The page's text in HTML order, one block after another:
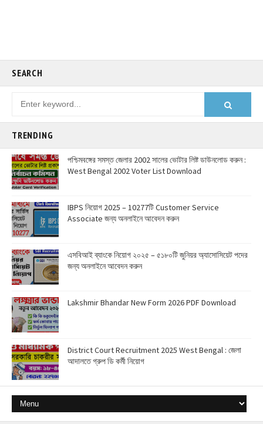
SEARCH
TRENDING
পশ্চিমবঙ্গের সমস্ত জেলার 2002 সালের ভোটার লিষ্ট ডাউনলোড করুন :
West Bengal 2002 Voter List Download
IBPS নিয়োগ 2025 – 10277টি Customer Service
Associate জন্য অনলাইনে আবেদন করুন
এসবিআই ব্যাংকে নিয়োগ ২০২৫ – ৫১৮০টি জুনিয়র অ্যাসোসিয়েট পদের
জন্য অনলাইনে আবেদন করুন
Lakshmir Bhandar New Form 2026 PDF Download
District Court Recruitment 2025 West Bengal : জেলা
আদালতে গ্রুপ ডি কর্মী নিয়োগ